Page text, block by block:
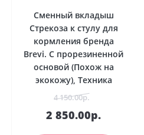
Сменный вкладыш
Стрекоза к стулу для
кормления бренда
Brevi. С прорезиненной
основой (Похож на
экокожу), Техника
4 150.00р.
2 850.00р.